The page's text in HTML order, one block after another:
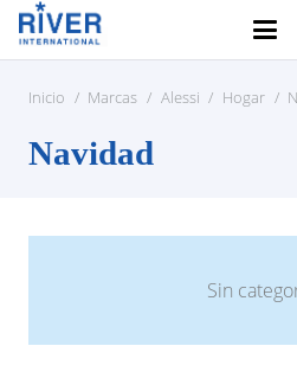
Inicio / Marcas / Alessi / Hogar /
Navidad
Sin